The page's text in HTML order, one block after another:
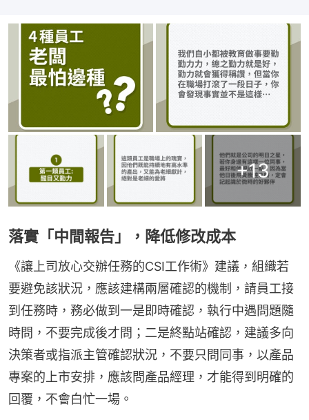
+13
落實「中間報告」，降低修改成本
《讓上司放心交辦任務的CSI工作術》建議，組織若
要避免該狀況，應該建構兩層確認的機制，請員工接
到任務時，務必做到一是即時確認，執行中遇問題隨
時問，不要完成後才問；二是終點站確認，建議多向
決策者或指派主管確認狀況，不要只問同事，以產品
專案的上市安排，應該問產品經理，才能得到明確的
回覆，不會白忙一場。